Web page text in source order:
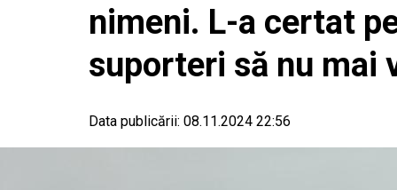
nimeni. L-a certat
suporteri să nu mai
Data publicării: 08.11.2024 22:56